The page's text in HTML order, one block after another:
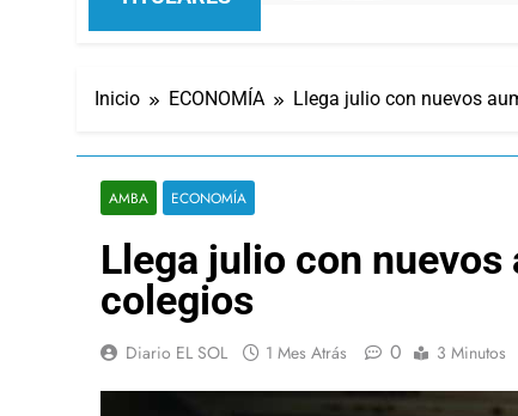
Inicio ECONOMÍA Llega julio con nuevos
AMBA ECONOMÍA
Llega julio con
colegios
Diario EL SOL 1 Mes Atrás 0 3 Minutos